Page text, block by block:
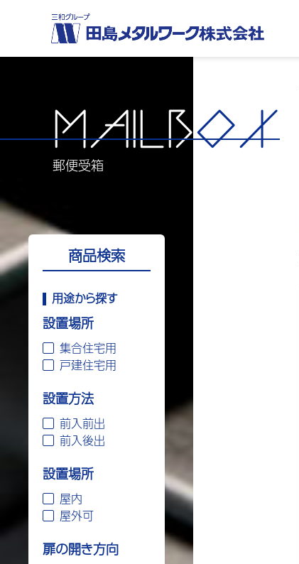
商品検索
用途から探す
設置場所
集合住宅用
戸建住宅用
設置方法
前入前出
前入後出
設置場所
屋内
屋外可
扉の開き方向
MAILBOX
郵便受箱